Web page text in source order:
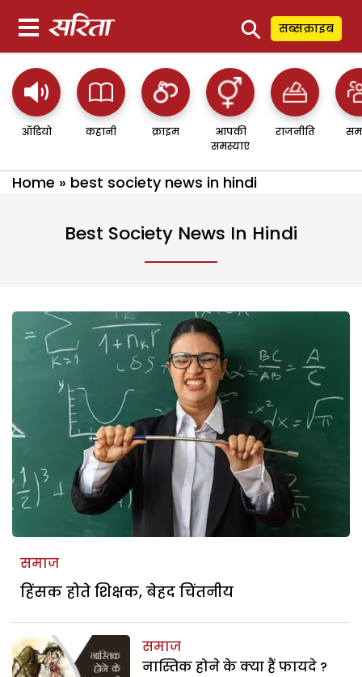
⚲ सब्सक्राइब
ऑडियो कहानी क्राइम
आपकी
समस्याएं
राजनीति
Home » best society news in hindi
Best Society News In Hindi
समाज
हिंसक होते शिक्षक, बेहद चिंतनीय
समाज
नास्तिक होने के क्या हैं फायदे ?